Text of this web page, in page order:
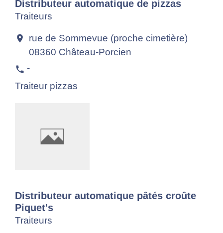
Distributeur automatique de pizzas
Traiteurs
location_on
rue de Sommevue (proche cimetière)
08360 Château-Porcien
phone -
Traiteur pizzas
Distributeur automatique pâtés croûte
Piquet's
Traiteurs